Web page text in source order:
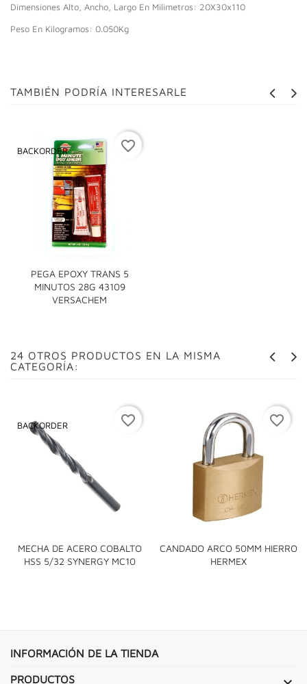
Dimensiones Alto, Ancho, Largo En Milimetros: 20X30x110
Peso En Kilogramos: 0.050Kg
TAMBIÉN PODRÍA INTERESARLE
PEGA EPOXY TRANS 5
MINUTOS 28G 43109
VERSACHEM
BACKORDER favorite_border
24 OTROS PRODUCTOS EN LA MISMA
CATEGORÍA:
MECHA DE ACERO COBALTO
HSS 5/32 SYNERGY MC10
BACKORDER favorite_border
CANDADO ARCO 50MM HIERRO
HERMEX
favorite_border
INFORMACIÓN DE LA TIENDA
PRODUCTOS